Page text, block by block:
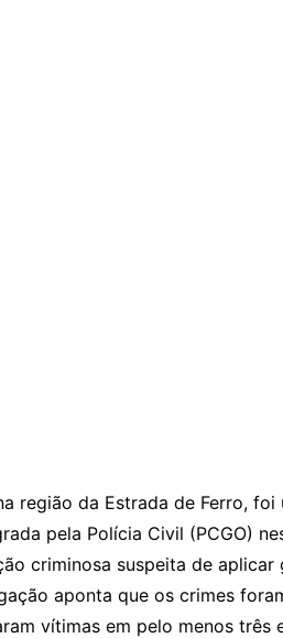
região da Estrada de Ferro, foi
pela Polícia Civil (PCGO)
criminosa suspeita de aplicar
aponta que os crimes
vítimas em pelo menos três